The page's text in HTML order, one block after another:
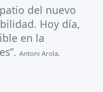
del nuevo
Hoy día,
en la
Antoni Arola,